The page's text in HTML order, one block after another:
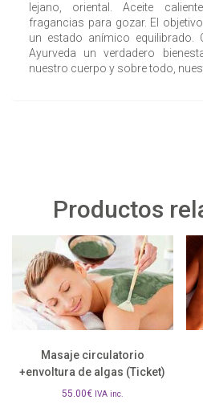
lejano, oriental. Aceite
fragancias para gozar. El
un estado anímico equilibrado.
Ayurveda un verdadero
nuestro cuerpo y sobre todo,
Productos
Masaje circulatorio
+envoltura de algas (Ticket)
55.00€ IVA inc.